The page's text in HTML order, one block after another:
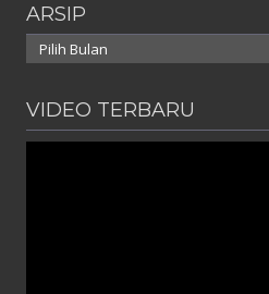
ARSIP
Arsip
VIDEO TERBARU